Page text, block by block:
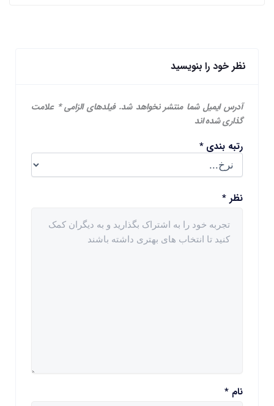
نظر خود را بنویسید
آدرس ایمیل شما منتشر نخواهد شد. فیلدهای الزامی* علامت
گذاری شده اند
رتبه بندی*
نظر *
نام *